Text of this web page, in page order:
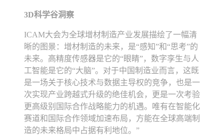
3D科学谷洞察
ICAM大会为全球增材制造产业发展描绘了一幅清
晰的图景：增材制造的未来，是“感知”和“思考”的
未来。高精度传感器是它的“眼睛”，数字孪生与人
工智能是它的“大脑”。对于中国制造业而言，这既
是一场关于核心技术与数据主导权的竞争，也是一
次实现产业跨越式升级的绝佳机会，更是一次考验
更高级别国际合作战略能力的机遇。唯有在智能化
赛道和国际合作领域加速布局，方能在全球高端制
造的未来格局中占据有利地位。”